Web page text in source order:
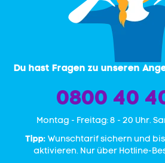
Du hast Fragen zu unseren
0800 40
Mon­tag - Freitag: 8 - 20 Uhr.
Tipp: Wunschtarif sichern und
aktivieren. Nur über Hotline-